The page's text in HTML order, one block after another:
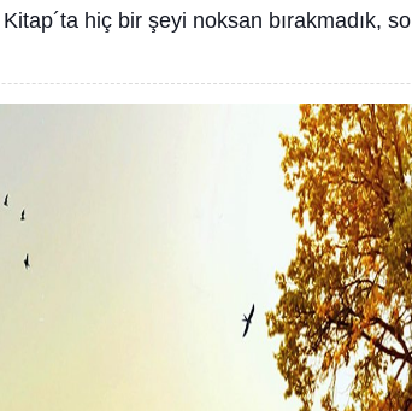
hiç bir şeyi noksan bırakmadık,